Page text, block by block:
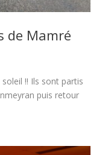
de Mamré
!! Ils sont partis
puis retour